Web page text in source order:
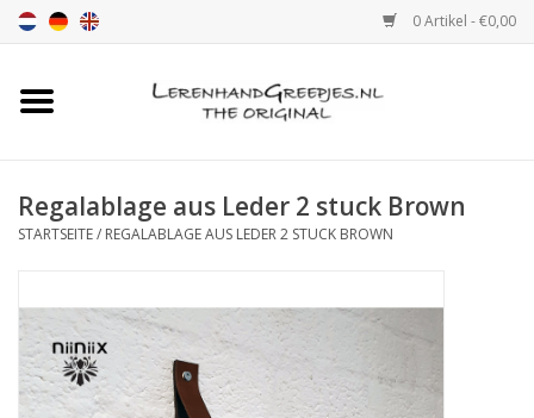
0 Artikel - €0,00
Startseite
Leder Regalstützen
Ledergriff MöbelGriff XSmall
2cm
Regalablage aus Leder 2 stuck Brown
STARTSEITE/ REGALABLAGE AUS LEDER 2 STUCK BROWN